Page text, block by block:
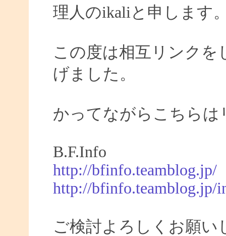
理人のikaliと申します
この度は相互リンクを
げました。
かってながらこちら
B.F.Info
http://bfinfo.teamblog.jp/
http://bfinfo.teamblog.jp/
ご検討よろしくお願い